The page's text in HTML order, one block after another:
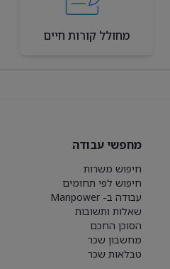
מחולל קורות חיים
מחפשי עבודה
חיפוש משרות
חיפוש לפי תחומים
עבודה ב- Manpower
שאלות ותשובות
הסוכן החכם
מחשבון שכר
טבלאות שכר